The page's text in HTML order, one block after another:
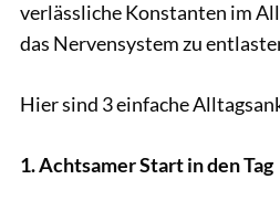
verlässliche Konstanten im
das Nervensystem zu
Hier sind 3 einfache
1. Achtsamer Start in den Tag